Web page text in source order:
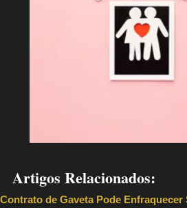
Artigos Relacionados:
Contrato de Gaveta Pode Enfraquecer